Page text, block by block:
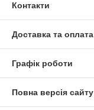
Контакти
Доставка та оплата
Графік роботи
Повна версія сайту